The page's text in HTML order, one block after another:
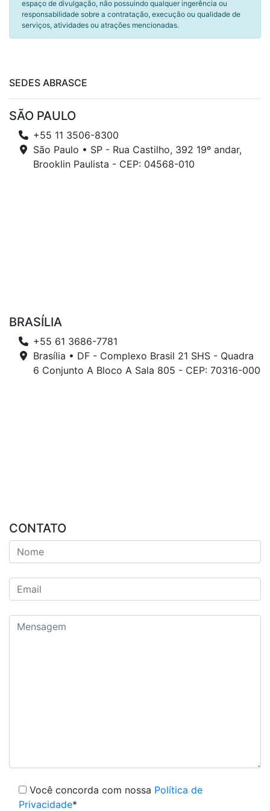
espaço de divulgação, não possuindo qualquer ingerência ou
responsabilidade sobre a contratação, execução ou qualidade de
serviços, atividades ou atrações mencionadas.
SEDES ABRASCE
SÃO PAULO
+55 11 3506-8300
São Paulo • SP - Rua Castilho, 392 19º andar,
Brooklin Paulista - CEP: 04568-010
BRASÍLIA
+55 61 3686-7781
Brasília • DF - Complexo Brasil 21 SHS - Quadra
6 Conjunto A Bloco A Sala 805 - CEP: 70316-000
CONTATO
Você concorda com nossa Política de
Privacidade*